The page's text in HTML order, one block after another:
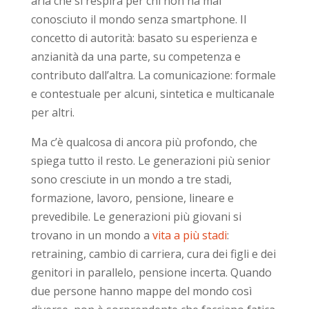
conosciuto il mondo senza smartphone. Il
concetto di autorità: basato su esperienza e
anzianità da una parte, su competenza e
contributo dall’altra. La comunicazione: formale
e contestuale per alcuni, sintetica e multicanale
per altri.
Ma c’è qualcosa di ancora più profondo, che
spiega tutto il resto. Le generazioni più senior
sono cresciute in un mondo a tre stadi,
formazione, lavoro, pensione, lineare e
prevedibile. Le generazioni più giovani si
trovano in un mondo a vita a più stadi:
retraining, cambio di carriera, cura dei figli e dei
genitori in parallelo, pensione incerta. Quando
due persone hanno mappe del mondo così